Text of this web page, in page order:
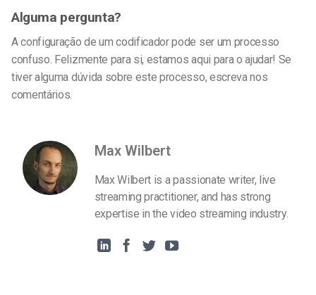
Alguma pergunta?
A configuração de um codificador pode ser um processo
confuso. Felizmente para si, estamos aqui para o ajudar! Se
tiver alguma dúvida sobre este processo, escreva nos
comentários.
Max Wilbert
Max Wilbert is a passionate writer, live
streaming practitioner, and has strong
expertise in the video streaming industry.